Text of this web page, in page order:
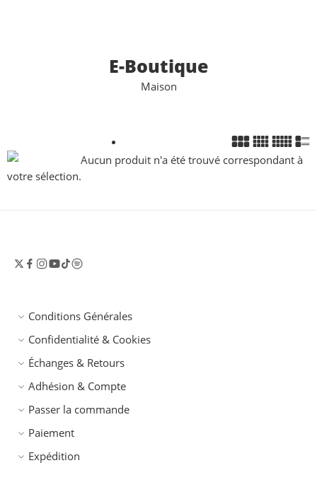
E-Boutique
Maison
Aucun produit n'a été trouvé correspondant à
votre sélection.
Conditions Générales
Confidentialité & Cookies
Échanges & Retours
Adhésion & Compte
Passer la commande
Paiement
Expédition